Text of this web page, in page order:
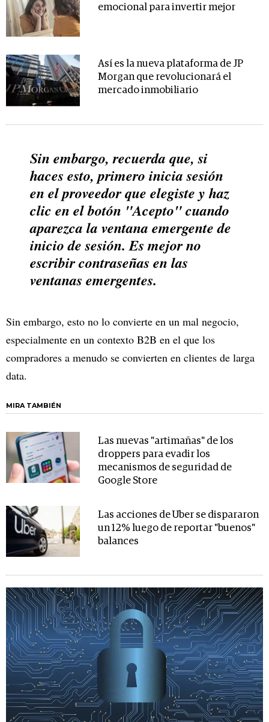
emocional para invertir mejor
Así es la nueva plataforma de JP
Morgan que revolucionará el
mercado inmobiliario
Sin embargo, recuerda que, si
haces esto, primero inicia sesión
en el proveedor que elegiste y haz
clic en el botón "Acepto" cuando
aparezca la ventana emergente de
inicio de sesión. Es mejor no
escribir contraseñas en las
ventanas emergentes.
Sin embargo, esto no lo convierte en un mal negocio,
especialmente en un contexto B2B en el que los
compradores a menudo se convierten en clientes de larga
data.
MIRA TAMBIÉN
Las nuevas "artimañas" de los
droppers para evadir los
mecanismos de seguridad de
Google Store
Las acciones de Uber se dispararon
un 12% luego de reportar "buenos"
balances